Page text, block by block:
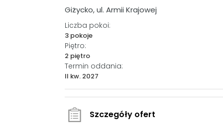
Giżycko, ul. Armii Krajowej
Liczba pokoi:
3 pokoje
Piętro:
2 piętro
Termin oddania:
II kw. 2027
Szczegóły ofert